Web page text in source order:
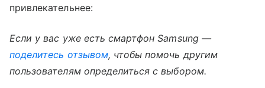
привлекательнее:
Если у вас уже есть смартфон Samsung —
поделитесь отзывом, чтобы помочь другим
пользователям определиться с выбором.